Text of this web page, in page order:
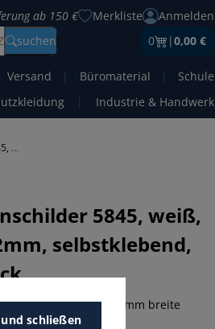
ab 150 € Merkliste
Anmelden
suchen 0 |0,00 €
Versand | Büromaterial |
Schule
| Industrie & Handwerk
Alpha label Rückenschilder 5845, weiß, breit/kurz, 60x192mm, selbstklebend, permanent
5845, weiß,
selbstklebend,
zum Aufkleben für 80mm breite
schließen